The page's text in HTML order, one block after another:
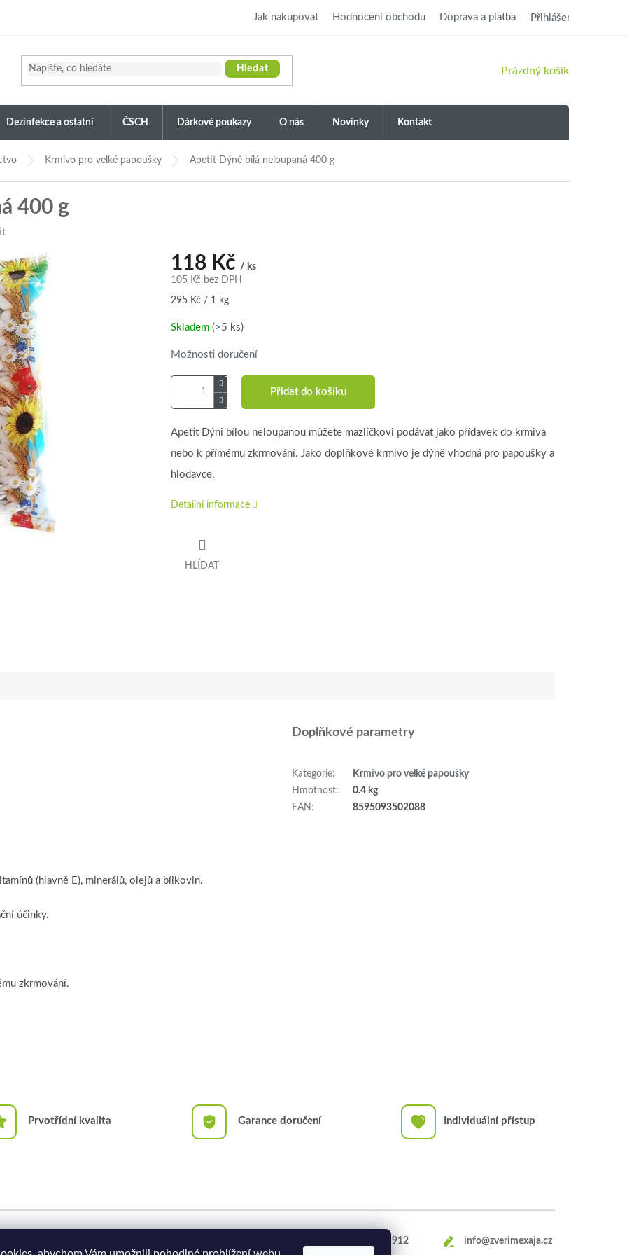
Jak nakupovat Hodnocení obchodu Doprava a platba Přihlášení
Hledat
NÁKUPNÍ
Prázdný košík
Dezinfekce a ostatní ČSCH Dárkové poukazy O nás Novinky Kontakt
Krmivo pro velké papoušky Apetit Dýně bílá neloupaná 400 g
400 g
118 Kč / ks
105 Kč bez DPH
Měrná
295 Kč / 1 kg
Skladem (>5 ks)
Možnosti doručení
Přidat do košíku
Apetit Dýni bílou neloupanou můžete mazlíčkovi podávat jako přídavek do krmiva
nebo k přímému zkrmování. Jako doplňkové krmivo je dýně vhodná pro papoušky a
hlodavce.
Detailní informace
HLÍDAT
(hlavně E), minerálů, olejů a bílkovin.
účinky.
zkrmování.
Doplňkové parametry
Kategorie:
Krmivo pro velké papoušky
Hmotnost:
0.4 kg
EAN : 8595093502088
Prvotřídní kvalita Garance doručení Individuální přístup
469 660 912 info@zverimexaja.cz